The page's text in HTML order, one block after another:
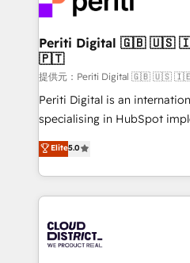
solutions that integrate
and loop marketing,
Our multicultural team works
and English to design
measurable growth. 🌎 Highlights: • 10+ years as a
HubSpot partner. • 2023
LATAM 2022, 2023, 2024,
2024. • Organizer of
faster, smarter, and with
Periti Digital 🇬🇧 🇺🇸 🇮🇪 🇨🇦 🇩🇪 🇳🇱
🇵🇹
提供元：Periti Digital 🇬🇧
Periti Digital is an
specialising in HubSpot
Antropic's Claude business
offices in Dublin, Munich,
New York. We help organisations unlock their full
revenue potential by
beyond, with HubSpot, and
Claude AI across the
Elite5.0